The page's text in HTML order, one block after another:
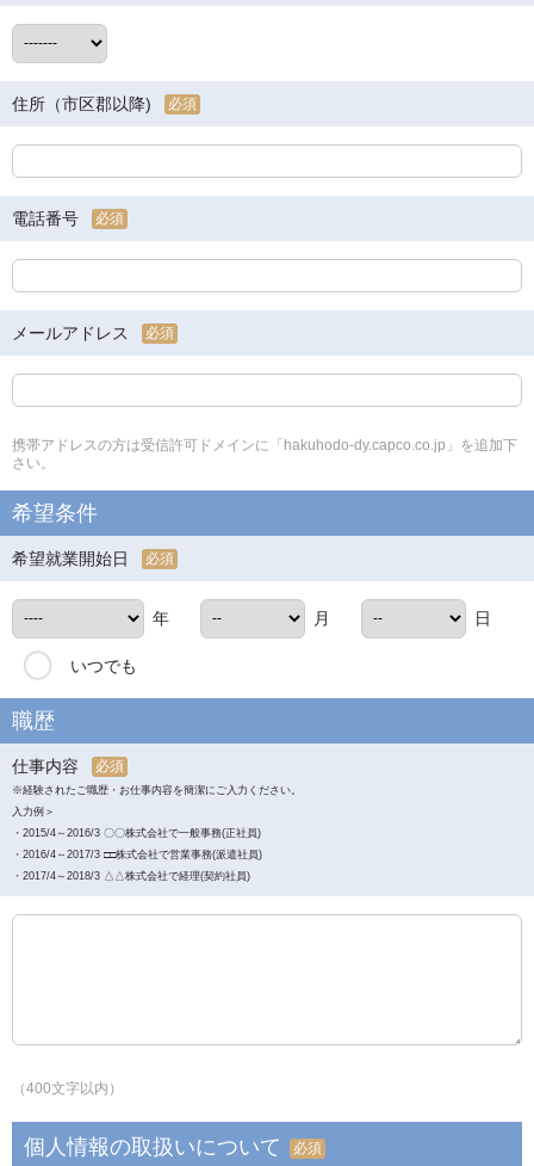
住所（市区郡以降) 必須
電話番号 必須
メールアドレス 必須
携帯アドレスの方は受信許可ドメインに「hakuhodo-dy.capco.co.jp」を追加下
さい。
希望条件
希望就業開始日 必須
年 月 日
いつでも
職歴
仕事内容 必須
※経験されたご職歴・お仕事内容を簡潔にご入力ください。
入力例＞
・2015/4～2016/3 〇〇株式会社で一般事務(正社員)
・2016/4～2017/3 □□株式会社で営業事務(派遣社員)
・2017/4～2018/3 △△株式会社で経理(契約社員)
（400文字以内）
個人情報の取扱いについて 必須